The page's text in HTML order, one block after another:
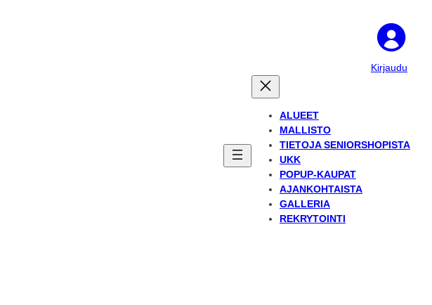
Kirjaudu
ALUEET
MALLISTO
TIETOJA SENIORSHOPISTA
UKK
POPUP-KAUPAT
AJANKOHTAISTA
GALLERIA
REKRYTOINTI